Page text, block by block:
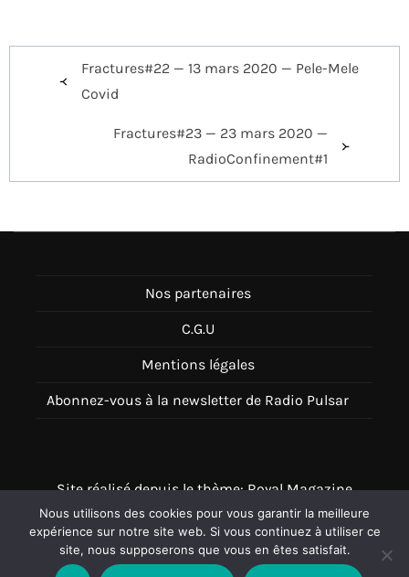
NavigationFractures#22 — 13 mars 2020 — Pele-Mele
Covid
Fractures#23 — 23 mars 2020 —
RadioConfinement#1
Nos partenaires
C.G.U
Mentions légales
Abonnez-vous à la newsletter de Radio Pulsar
Site réalisé depuis le thème: Royal Magazine
Thème disponible sur Wordpress
Nous utilisons des cookies pour vous garantir la meilleure
expérience sur notre site web. Si vous continuez à utiliser ce
site, nous supposerons que vous en êtes satisfait.